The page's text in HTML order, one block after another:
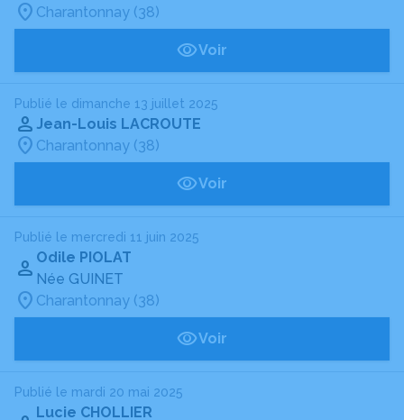
Charantonnay (38)
Voir
Publié le dimanche 13 juillet 2025
Jean-Louis LACROUTE
Charantonnay (38)
Voir
Publié le mercredi 11 juin 2025
Odile PIOLAT
Née GUINET
Charantonnay (38)
Voir
Publié le mardi 20 mai 2025
Lucie CHOLLIER